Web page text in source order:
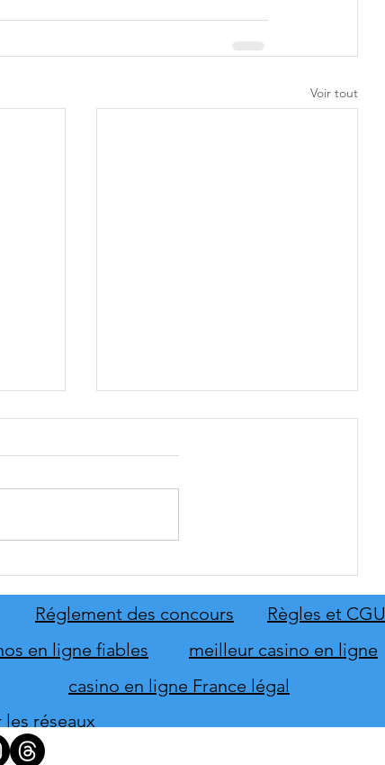
Voir tout
de son extension Homme
d'honneur
Règles et CGU
Réglement des concours
meilleur casino en ligne
en ligne fiables
casino en ligne France légal
les réseaux